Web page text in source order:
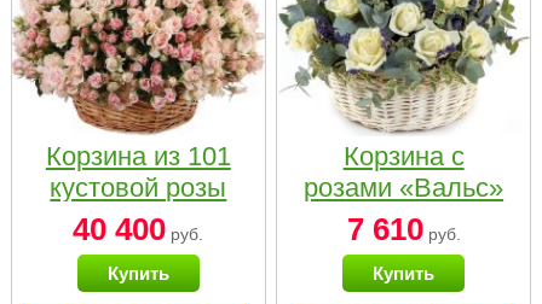
Корзина из 101
кустовой розы
нежных тонов
40 400 руб.
Купить
Корзина с
розами «Вальс»
7 610руб.
Купить